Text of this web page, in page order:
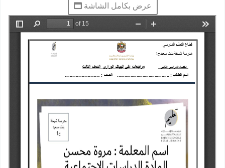
عرض بكامل الشاشة